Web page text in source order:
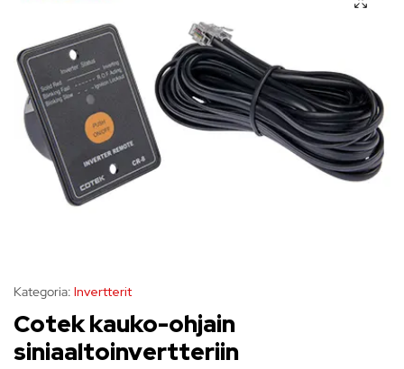
Kategoria: Invertterit
Cotek kauko-ohjain
siniaaltoinvertteriin